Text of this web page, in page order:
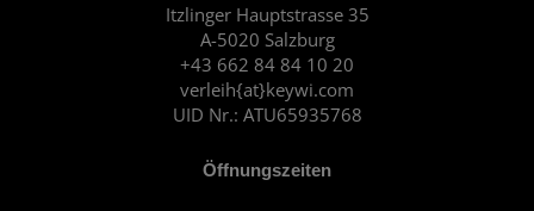
Itzlinger Hauptstrasse 35
A-5020 Salzburg
+43 662 84 84 10 20
verleih{at}keywi.com
UID Nr.: ATU65935768
Öffnungszeiten